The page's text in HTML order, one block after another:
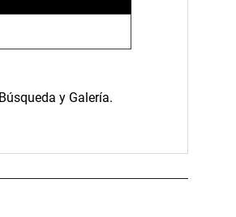
y Galería.